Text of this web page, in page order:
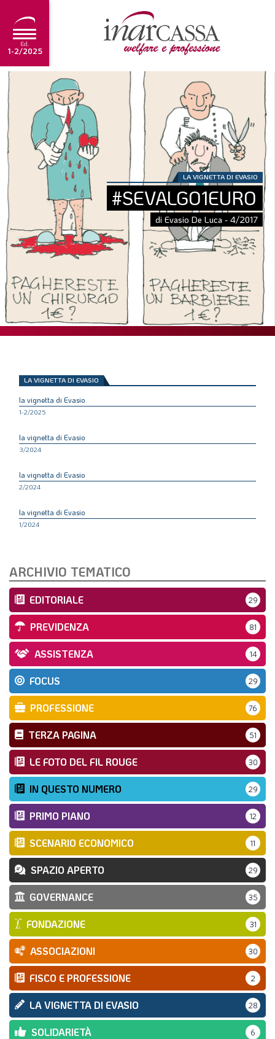
Ed.
1-2/2025
EDITORIALE
TUTORIAL
SCADENZARIO
ARCHIVIO
Ultima edizione
1-2/2025
SOMMARIO
EDITORIALE
PREVIDENZA
TERZA PAGINA
LE FOTO DEL FIL ROUGE
IN QUESTO NUMERO
SCENARIO ECONOMICO
SPAZIO APERTO
FONDAZIONE
LA VIGNETTA DI EVASIO
SPECIALE
expand_more
LA VIGNETTA DI EVASIO
#SEVALGO1EURO
di Evasio De Luca - 4/2017
LA VIGNETTA DI EVASIO
la vignetta di Evasio
1-2/2025
la vignetta di Evasio
3/2024
la vignetta di Evasio
2/2024
la vignetta di Evasio
1/2024
ARCHIVIO TEMATICO
EDITORIALE 29
PREVIDENZA 81
ASSISTENZA 14
FOCUS 29
PROFESSIONE 76
TERZA PAGINA 51
LE FOTO DEL FIL ROUGE 30
IN QUESTO NUMERO 29
PRIMO PIANO 12
SCENARIO ECONOMICO 11
SPAZIO APERTO 29
GOVERNANCE 35
FONDAZIONE 31
ASSOCIAZIONI 30
FISCO E PROFESSIONE 2
LA VIGNETTA DI EVASIO 28
SOLIDARIETÀ 6